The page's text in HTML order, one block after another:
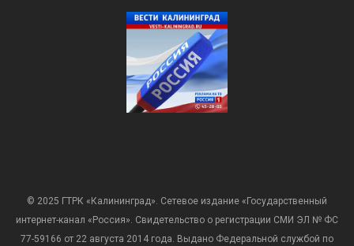
© 2025 ГТРК «Калининград». Сетевое издание «Государственный
интернет-канал «Россия». Свидетельство о регистрации СМИ ЭЛ № ФС
77-59166 от 22 августа 2014 года. Выдано Федеральной службой по